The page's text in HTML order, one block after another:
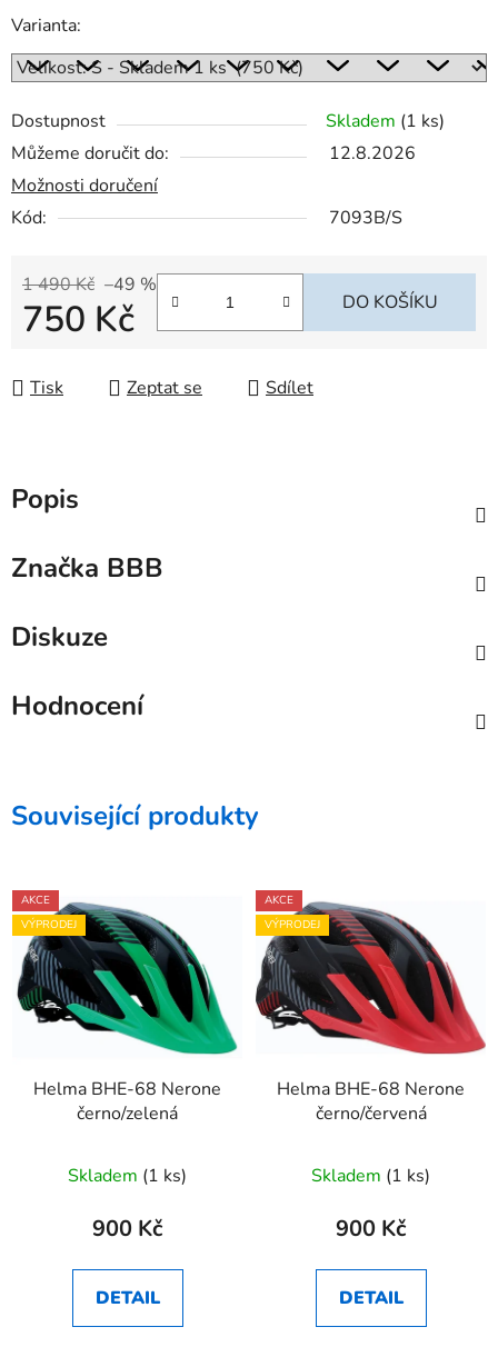
Varianta:
Dostupnost Skladem (1 ks)
Můžeme doručit do:
12.8.2026
Možnosti doručení
Kód:
7093B/S
1 490 Kč –49 %
750 Kč DO KOŠÍKU
Tisk Zeptat se Sdílet
Popis
Značka BBB
Diskuze
Hodnocení
Související produkty
AKCE
VÝPRODEJ
Helma BHE-68 Nerone
černo/zelená
Skladem (1 ks)
900 Kč
DETAIL
AKCE
VÝPRODEJ
Helma BHE-68 Nerone
černo/červená
Skladem (1 ks)
900 Kč
DETAIL